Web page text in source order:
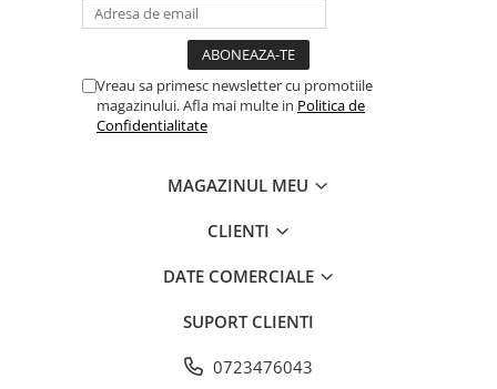
Vreau sa primesc newsletter cu promotiile
magazinului. Afla mai multe in Politica de
Confidentialitate
MAGAZINUL MEU
CLIENTI
DATE COMERCIALE
SUPORT CLIENTI
0723476043